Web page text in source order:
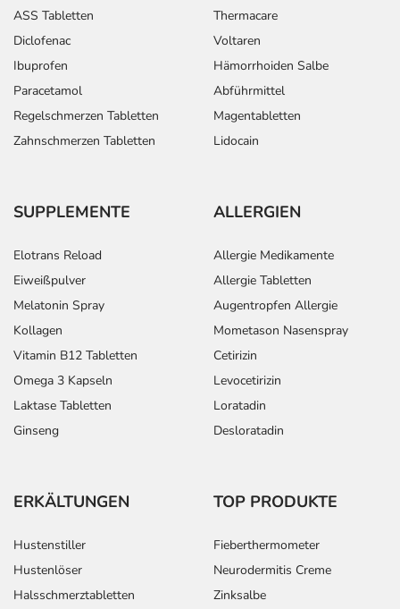
ASS Tabletten
Diclofenac
Ibuprofen
Paracetamol
Regelschmerzen Tabletten
Zahnschmerzen Tabletten
Thermacare
Voltaren
Hämorrhoiden Salbe
Abführmittel
Magentabletten
Lidocain
SUPPLEMENTE
Elotrans Reload
Eiweißpulver
Melatonin Spray
Kollagen
Vitamin B12 Tabletten
Omega 3 Kapseln
Laktase Tabletten
Ginseng
ALLERGIEN
Allergie Medikamente
Allergie Tabletten
Augentropfen Allergie
Mometason Nasenspray
Cetirizin
Levocetirizin
Loratadin
Desloratadin
ERKÄLTUNGEN
Hustenstiller
Hustenlöser
Halsschmerztabletten
TOP PRODUKTE
Fieberthermometer
Neurodermitis Creme
Zinksalbe